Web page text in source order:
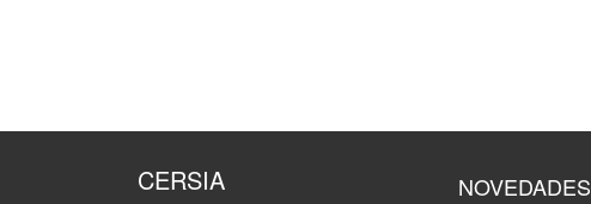
e
CERSIA NOVEDADES